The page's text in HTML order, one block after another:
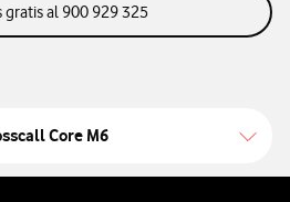
gratis al 900 929 325llamanos gratis al
Core M6